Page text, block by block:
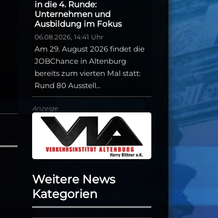
in die 4. Runde:
Unternehmen und
Ausbildung im Fokus
06.08.2026, 14:41 Uhr
Am 29. August 2026 findet die
JOBChance in Altenburg
bereits zum vierten Mal statt:
Rund 80 Ausstell...
Anzeige
Weitere News
Kategorien